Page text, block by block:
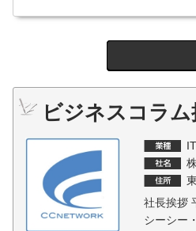
ビジネスコラ
社長挨拶
シーシー